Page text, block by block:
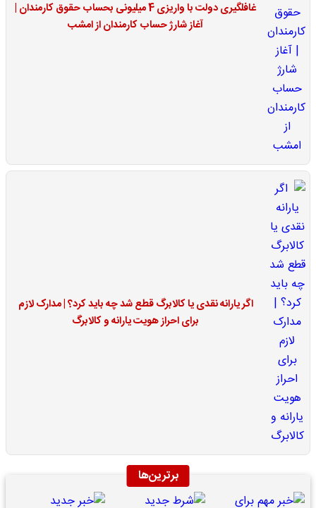
غافلگیری دولت با واریزی 4 میلیونی بحساب حقوق کارمندان |
آغاز شارژ حساب کارمندان از امشب
اگر یارانه نقدی یا کالابرگ قطع شد چه باید کرد؟ | مدارک لازم
برای احراز هویت یارانه و کالابرگ
برترین‌ها